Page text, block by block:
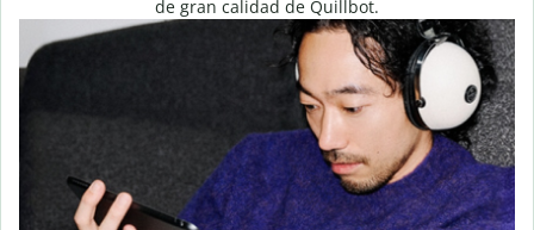
de gran calidad de Quillbot.